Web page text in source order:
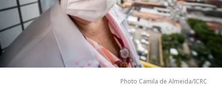
Photo Camila de Almeida/ICRC